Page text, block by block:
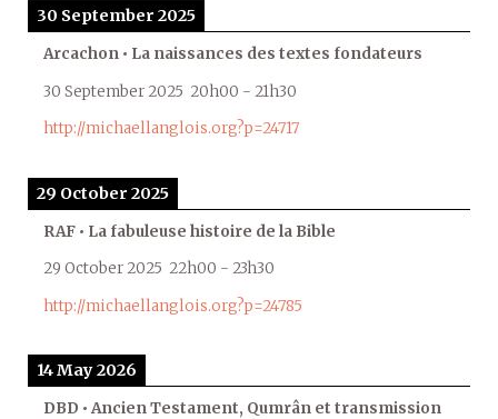
30 September 2025
Arcachon • La naissances des textes fondateurs
30 September 2025 20h00 - 21h30
http://michaellanglois.org?p=24717
29 October 2025
RAF • La fabuleuse histoire de la Bible
29 October 2025 22h00 - 23h30
http://michaellanglois.org?p=24785
14 May 2026
DBD • Ancien Testament, Qumrân et transmission